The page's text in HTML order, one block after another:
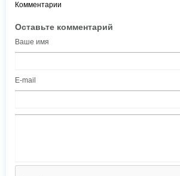
Комментарии
Оставьте комментарий
Ваше имя
E-mail